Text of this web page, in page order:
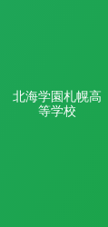
北海学園札幌高
等学校